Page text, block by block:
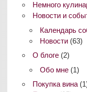
Немного
Новости и
Календарь
Новости(63)
О блоге(2)
Обо мне(1)
Покупка вина